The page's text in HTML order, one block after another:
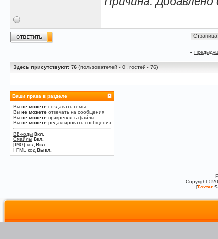
Страница
«
Здесь присутствуют: 76 (пользователей - 0 , гостей - 76)
Ваши права в разделе
Вы не можете создавать темы
Вы не можете отвечать на сообщения
Вы не можете прикреплять файлы
Вы не можете редактировать сообщения
BB-коды Вкл.
Смайлы Вкл.
[IMG] код Вкл.
HTML код Выкл.
Copyright
[Foxter